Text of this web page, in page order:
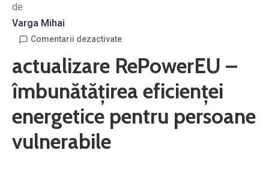
de
Varga Mihai
Comentarii dezactivate
actualizare RePowerEU –
îmbunătățirea eficienței
energetice pentru persoane
vulnerabile